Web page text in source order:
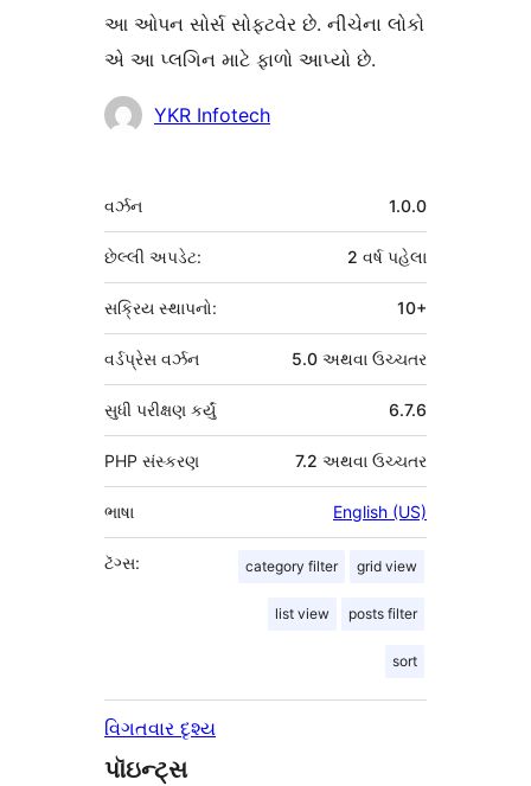
આ ઓપન સોર્સ સોફ્ટવેર છે. નીચેના લોકો
એ આ પ્લગિન માટે ફાળો આપ્યો છે.
ફાળો YKR Infotech
મેટા
વર્ઝન 1.0.0
છેલ્લી અપડેટ: 2 વર્ષપહેલા
સક્રિય સ્થાપનો: 10+
વર્ડપ્રેસ વર્ઝન 5.0 અથવા ઉચ્ચતર
6.7.6
સુધી પરીક્ષણ કર્યું
PHP સંસ્કરણ 7.2 અથવા ઉચ્ચતર
ભાષા English (US)
ટૅગ્સ: category filter grid view
list view posts filter
sort
વિગતવાર દૃશ્ય
પૉઇન્ટ્સ